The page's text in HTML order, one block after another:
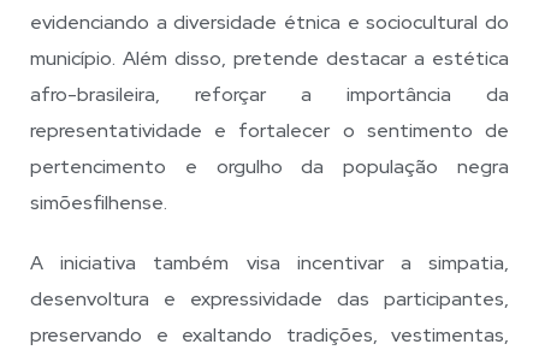
evidenciando a diversidade étnica e sociocultural do
município. Além disso, pretende destacar a estética
afro-brasileira, reforçar a importância da
representatividade e fortalecer o sentimento de
pertencimento e orgulho da população negra
simõesfilhense.
A iniciativa também visa incentivar a simpatia,
desenvoltura e expressividade das participantes,
preservando e exaltando tradições, vestimentas,